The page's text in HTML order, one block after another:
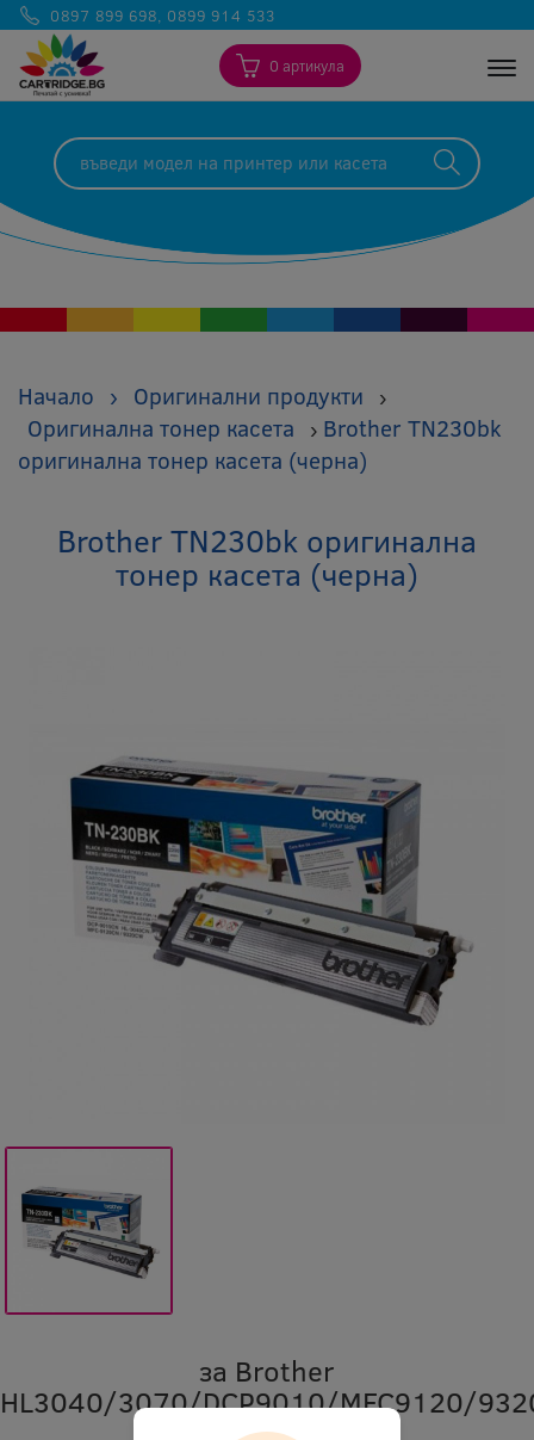
0897 899 698, 0899 914 533
0 артикула
Начало › Оригинални продукти ›
Оригинална тонер касета › Brother TN230bk
оригинална тонер касета (черна)
Brother TN230bk оригинална
тонер касета (черна)
за Brother
HL3040/3070/DCP9010/MFC9120/